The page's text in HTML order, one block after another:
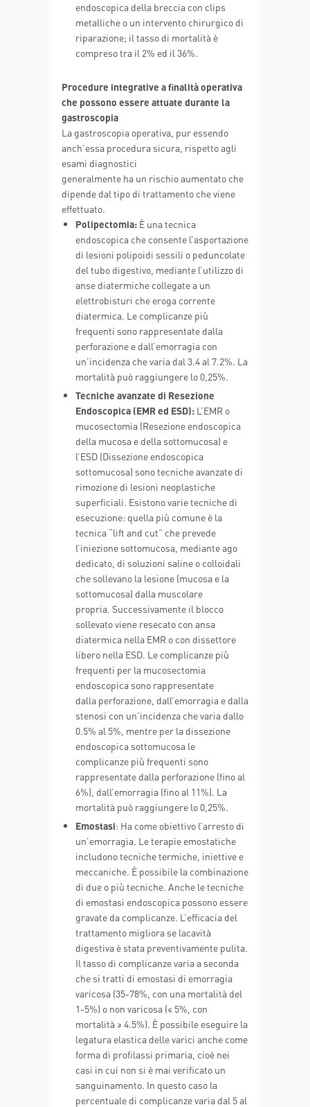
endoscopica della breccia con clips
metalliche o un intervento chirurgico di
riparazione; il tasso di mortalità è
compreso tra il 2% ed il 36%.
Procedure integrative a finalità operativa
che possono essere attuate durante la
gastroscopia
La gastroscopia operativa, pur essendo
anch’essa procedura sicura, rispetto agli
esami diagnostici
generalmente ha un rischio aumentato che
dipende dal tipo di trattamento che viene
effettuato.
Polipectomia: È una tecnica
endoscopica che consente l’asportazione
di lesioni polipoidi sessili o peduncolate
del tubo digestivo, mediante l’utilizzo di
anse diatermiche collegate a un
elettrobisturi che eroga corrente
diatermica. Le complicanze più
frequenti sono rappresentate dalla
perforazione e dall’emorragia con
un’incidenza che varia dal 3.4 al 7.2%. La
mortalità può raggiungere lo 0,25%.
Tecniche avanzate di Resezione
Endoscopica (EMR ed ESD): L’EMR o
mucosectomia (Resezione endoscopica
della mucosa e della sottomucosa) e
l’ESD (Dissezione endoscopica
sottomucosa) sono tecniche avanzate di
rimozione di lesioni neoplastiche
superficiali. Esistono varie tecniche di
esecuzione: quella più comune è la
tecnica “lift and cut” che prevede
l’iniezione sottomucosa, mediante ago
dedicato, di soluzioni saline o colloidali
che sollevano la lesione (mucosa e la
sottomucosa) dalla muscolare
propria. Successivamente il blocco
sollevato viene resecato con ansa
diatermica nella EMR o con dissettore
libero nella ESD. Le complicanze più
frequenti per la mucosectomia
endoscopica sono rappresentate
dalla perforazione, dall’emorragia e dalla
stenosi con un’incidenza che varia dallo
0.5% al 5%, mentre per la dissezione
endoscopica sottomucosa le
complicanze più frequenti sono
rappresentate dalla perforazione (fino al
6%), dall’emorragia (fino al 11%). La
mortalità può raggiungere lo 0,25%.
Emostasi: Ha come obiettivo l’arresto di
un’emorragia. Le terapie emostatiche
includono tecniche termiche, iniettive e
meccaniche. È possibile la combinazione
di due o più tecniche. Anche le tecniche
di emostasi endoscopica possono essere
gravate da complicanze. L’efficacia del
trattamento migliora se lacavità
digestiva è stata preventivamente pulita.
Il tasso di complicanze varia a seconda
che si tratti di emostasi di emorragia
varicosa (35-78%, con una mortalità del
1-5%) o non varicosa (≤ 5%, con
mortalità ≥ 4.5%). È possibile eseguire la
legatura elastica delle varici anche come
forma di profilassi primaria, cioè nei
casi in cui non si è mai verificato un
sanguinamento. In questo caso la
percentuale di complicanze varia dal 5 al